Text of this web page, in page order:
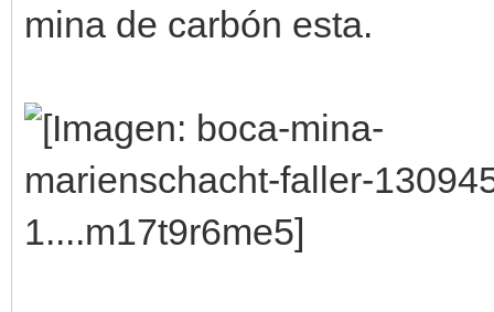
mina de carbón esta.